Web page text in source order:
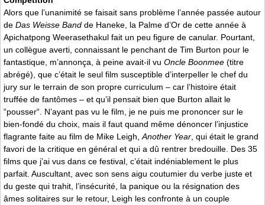
Alors que l’unanimité se faisait sans problème l’année passée autour
de Das Weisse Band de Haneke, la Palme d’Or de cette année à
Apichatpong Weerasethakul fait un peu figure de canular. Pourtant,
un collègue averti, connaissant le penchant de Tim Burton pour le
fantastique, m’annonça, à peine avait-il vu Oncle Boonmee (titre
abrégé), que c’était le seul film susceptible d’interpeller le chef du
jury sur le terrain de son propre curriculum – car l’histoire était
truffée de fantômes – et qu’il pensait bien que Burton allait le
“pousser“. N’ayant pas vu le film, je ne puis me prononcer sur le
bien-fondé du choix, mais il faut quand même dénoncer l’injustice
flagrante faite au film de Mike Leigh, Another Year , qui était le grand
favori de la critique en général et qui a dû rentrer bredouille. Des 35
films que j’ai vus dans ce festival, c’était indéniablement le plus
parfait. Auscultant, avec son sens aigu coutumier du verbe juste et
du geste qui trahit, l’insécurité, la panique ou la résignation des
âmes solitaires sur le retour, Leigh les confronte à un couple